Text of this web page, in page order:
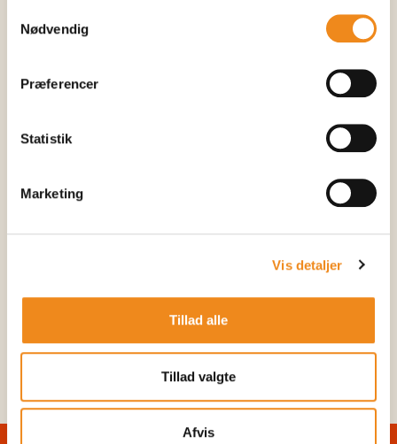
Nødvendig
Præferencer
Statistik
Marketing
Vis detaljer
Tillad alle
Tillad valgte
Afvis
Forældres E-mail (skal udfyldes)
Send